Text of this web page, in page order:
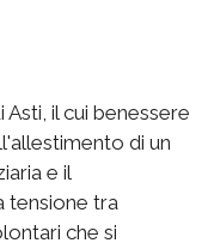
il cui benessere
di un
e il
tensione tra
che si